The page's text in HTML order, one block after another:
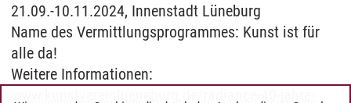
21.09.-10.11.2024, Innenstadt Lüneburg
Name des Vermittlungsprogrammes: Kunst ist für
alle da!
Weitere Informationen: